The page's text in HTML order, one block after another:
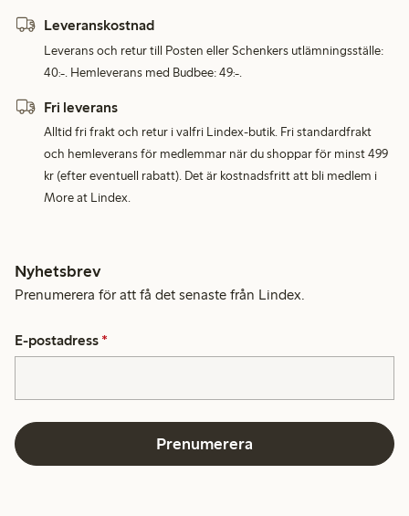
Leveranskostnad
Leverans och retur till Posten eller Schenkers utlämningsställe:
40:-. Hemleverans med Budbee: 49:-.
Fri leverans
Alltid fri frakt och retur i valfri Lindex-butik. Fri standardfrakt
och hemleverans för medlemmar när du shoppar för minst 499
kr (efter eventuell rabatt). Det är kostnadsfritt att bli medlem i
More at Lindex.
Nyhetsbrev
Prenumerera för att få det senaste från Lindex.
E-postadress *
Prenumerera